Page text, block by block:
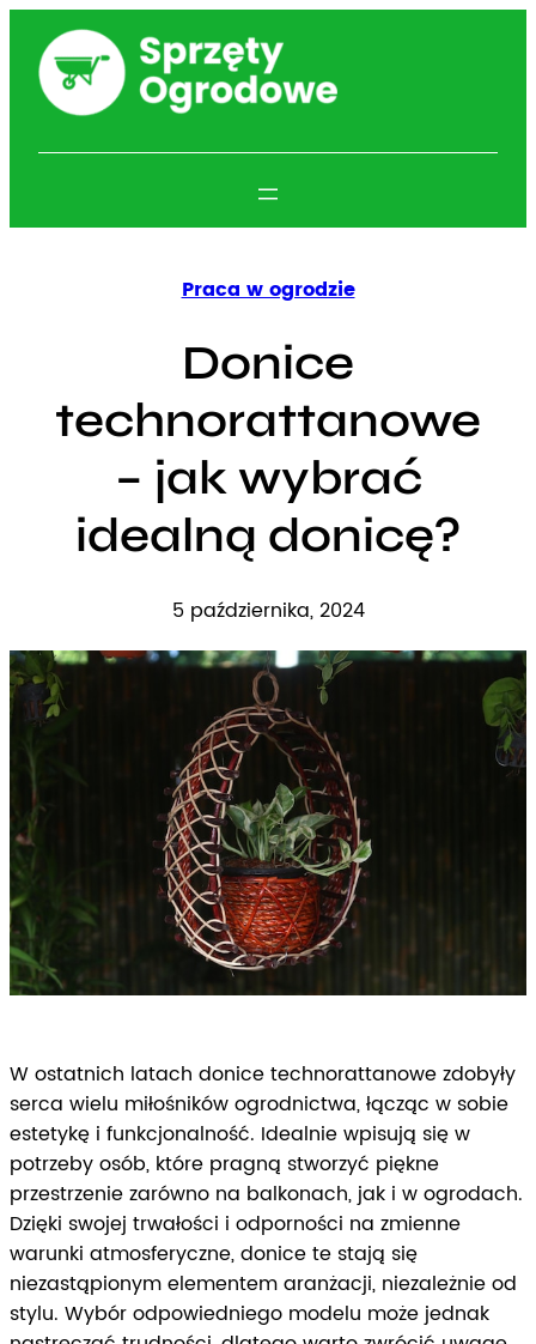
Przejdź
treści
Praca w ogrodzie
Donice
technorattanowe
– jak wybrać
idealną donicę?
5 października, 2024
W ostatnich latach donice technorattanowe zdobyły
serca wielu miłośników ogrodnictwa, łącząc w sobie
estetykę i funkcjonalność. Idealnie wpisują się w
potrzeby osób, które pragną stworzyć piękne
przestrzenie zarówno na balkonach, jak i w ogrodach.
Dzięki swojej trwałości i odporności na zmienne
warunki atmosferyczne, donice te stają się
niezastąpionym elementem aranżacji, niezależnie od
stylu. Wybór odpowiedniego modelu może jednak